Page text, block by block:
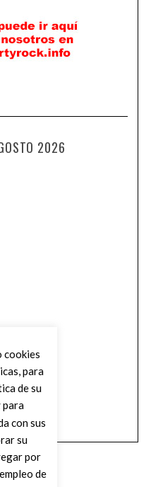
2026
cookies
para
de su
con sus
su
por
de